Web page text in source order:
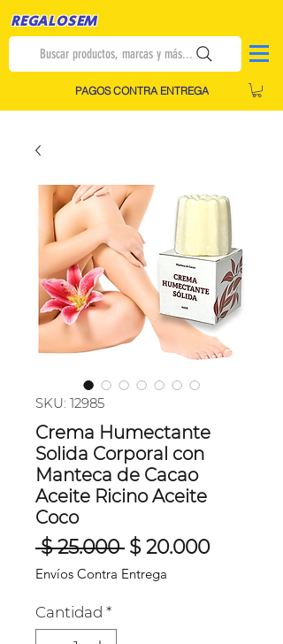
REGALOSEM
Buscar productos, marcas y más...
PAGOS CONTRA ENTREGA
SKU: 12985
Crema Humectante
Solida Corporal con
Manteca de Cacao
Aceite Ricino Aceite
Coco
$ 25.000 Precio
$ 20.000Precio
Envíos Contra Entrega
Cantidad *